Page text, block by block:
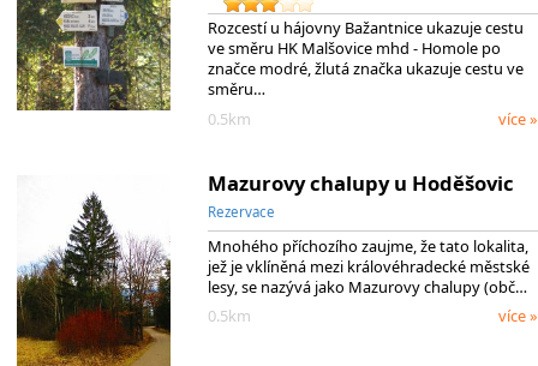
Rozcestí u hájovny Bažantnice ukazuje cestu
ve směru HK Malšovice mhd - Homole po
značce modré, žlutá značka ukazuje cestu ve
směru…
0.5km
více »
Mazurovy chalupy u Hoděšovic
Rezervace
Mnohého příchozího zaujme, že tato lokalita,
jež je vklíněná mezi královéhradecké městské
lesy, se nazývá jako Mazurovy chalupy (obč…
0.5km
více »